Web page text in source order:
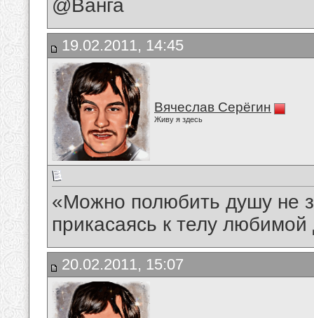
@Ванга
19.02.2011, 14:45
Вячеслав Серёгин
Живу я здесь
«Можно полюбить душу не
прикасаясь к телу
20.02.2011, 15:07